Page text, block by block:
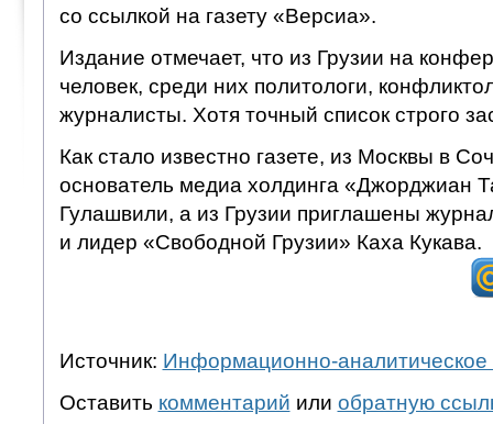
со ссылкой на газету «Версиа».
Издание отмечает, что из Грузии на
человек, среди них политологи,
журналисты. Хотя точный список строго
Как стало известно газете, из Москвы в
основатель медиа холдинга «Джорджиан
Гулашвили, а из Грузии приглашены
и лидер «Свободной Грузии» Каха Кукава.
Источник: Информационно-аналитическое
Оставить комментарий или обратную